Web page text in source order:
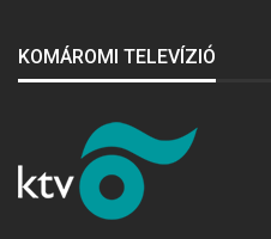
KOMÁROMI TELEVÍZIÓ